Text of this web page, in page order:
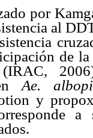
por
al
de
enAe.
y